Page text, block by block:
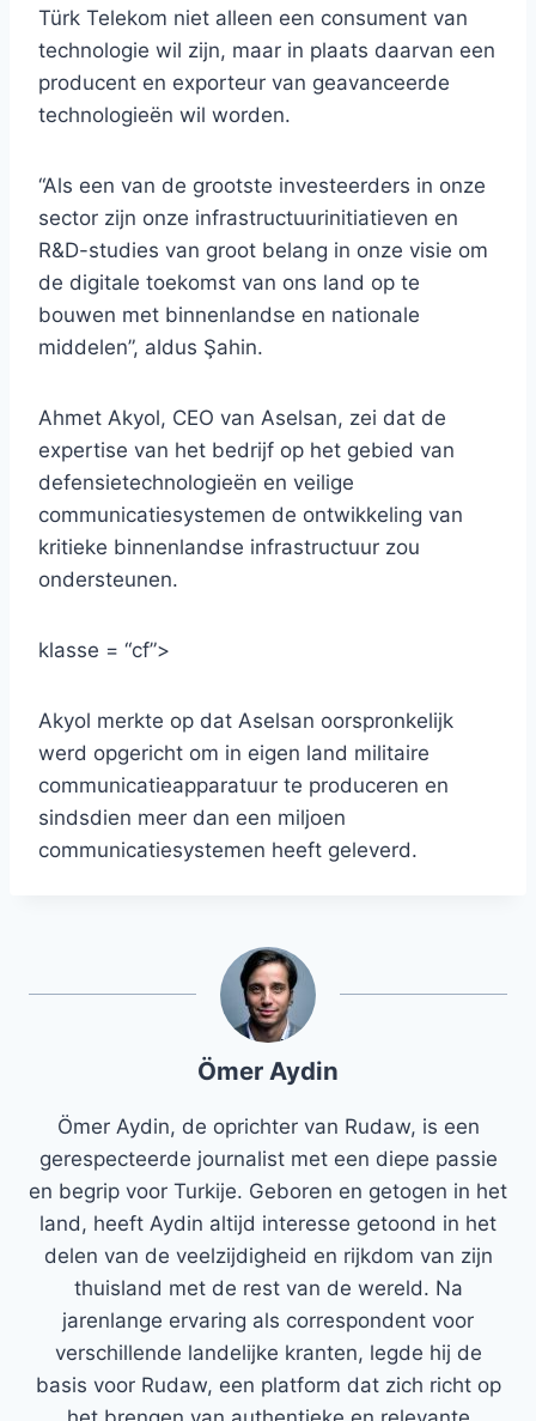
Türk Telekom niet alleen een consument van
technologie wil zijn, maar in plaats daarvan een
producent en exporteur van geavanceerde
technologieën wil worden.
“Als een van de grootste investeerders in onze
sector zijn onze infrastructuurinitiatieven en
R&D-studies van groot belang in onze visie om
de digitale toekomst van ons land op te
bouwen met binnenlandse en nationale
middelen”, aldus Şahin.
Ahmet Akyol, CEO van Aselsan, zei dat de
expertise van het bedrijf op het gebied van
defensietechnologieën en veilige
communicatiesystemen de ontwikkeling van
kritieke binnenlandse infrastructuur zou
ondersteunen.
klasse = “cf”>
Akyol merkte op dat Aselsan oorspronkelijk
werd opgericht om in eigen land militaire
communicatieapparatuur te produceren en
sindsdien meer dan een miljoen
communicatiesystemen heeft geleverd.
Ömer Aydin
Ömer Aydin, de oprichter van Rudaw, is een
gerespecteerde journalist met een diepe passie
en begrip voor Turkije. Geboren en getogen in het
land, heeft Aydin altijd interesse getoond in het
delen van de veelzijdigheid en rijkdom van zijn
thuisland met de rest van de wereld. Na
jarenlange ervaring als correspondent voor
verschillende landelijke kranten, legde hij de
basis voor Rudaw, een platform dat zich richt op